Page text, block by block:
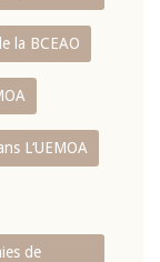
la BCEAO
L‘UEMOA
de